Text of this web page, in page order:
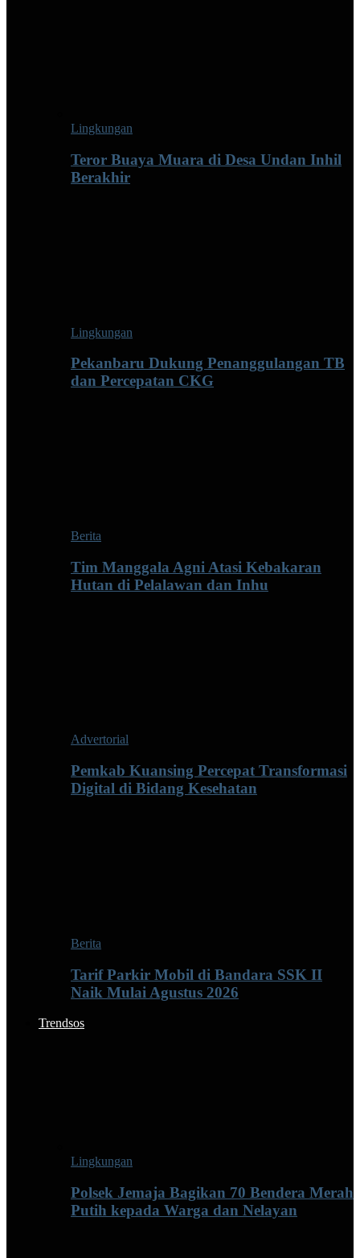
Lingkungan
Teror Buaya Muara di Desa Undan Inhil
Berakhir
Lingkungan
Pekanbaru Dukung Penanggulangan TB
dan Percepatan CKG
Berita
Tim Manggala Agni Atasi Kebakaran
Hutan di Pelalawan dan Inhu
Advertorial
Pemkab Kuansing Percepat Transformasi
Digital di Bidang Kesehatan
Berita
Tarif Parkir Mobil di Bandara SSK II
Naik Mulai Agustus 2026
Trendsos
Lingkungan
Polsek Jemaja Bagikan 70 Bendera Merah
Putih kepada Warga dan Nelayan